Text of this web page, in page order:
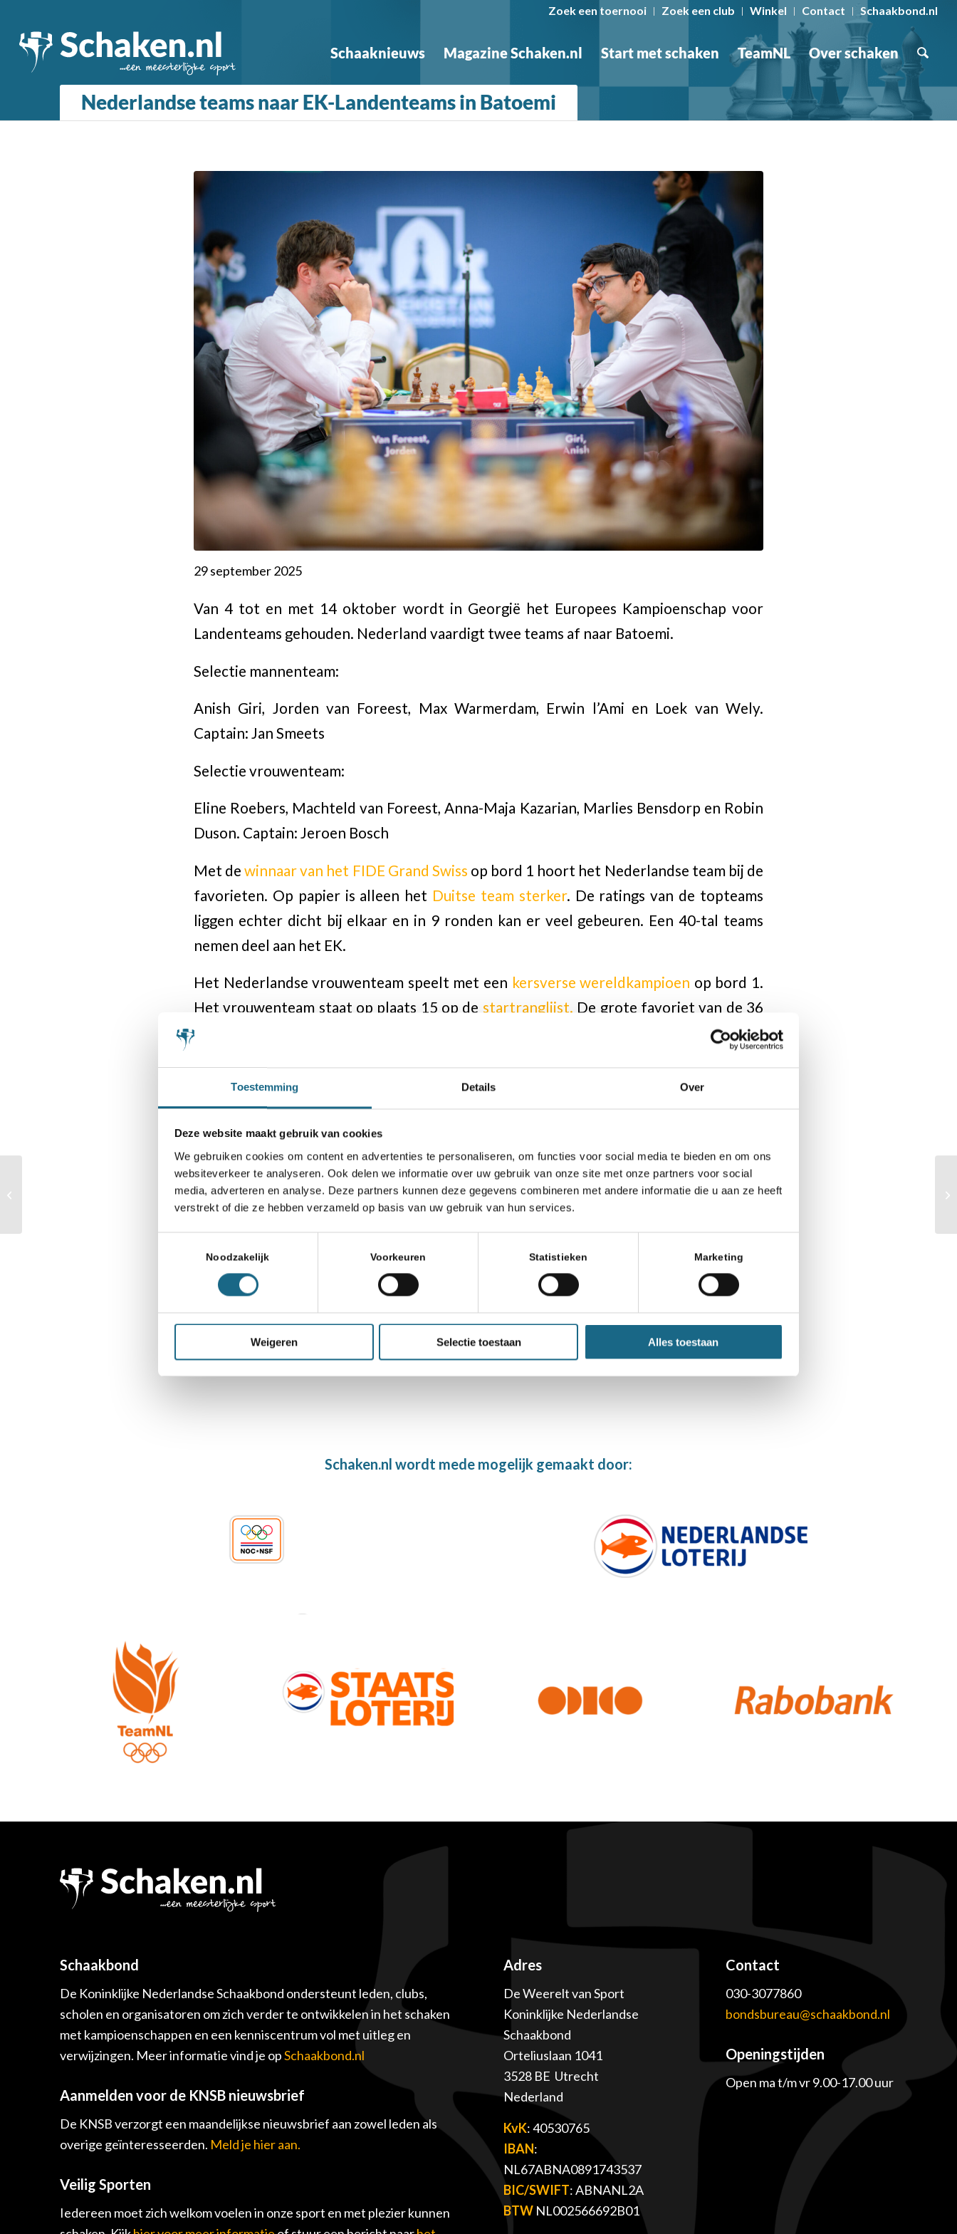
Toestemming Details Over
Deze website maakt gebruik van cookies
We gebruiken cookies om content en advertenties te personaliseren, om functies voor social media te bieden en om ons
websiteverkeer te analyseren. Ook delen we informatie over uw gebruik van onze site met onze partners voor social
media, adverteren en analyse. Deze partners kunnen deze gegevens combineren met andere informatie die u aan ze heeft
verstrekt of die ze hebben verzameld op basis van uw gebruik van hun services.
Noodzakelijk Voorkeuren Statistieken Marketing
Weigeren Selectie toestaan Alles toestaan
Zoek een toernooi Zoek een club Winkel Contact Schaakbond.nl
Schaaknieuws Magazine Schaken.nl Start met schaken TeamNL Over schaken
Nederlandse teams naar EK-Landenteams in Batoemi
29 september 2025
Van 4 tot en met 14 oktober wordt in Georgië het Europees Kampioenschap voor
Landenteams gehouden. Nederland vaardigt twee teams af naar Batoemi.
Selectie mannenteam:
Anish Giri, Jorden van Foreest, Max Warmerdam, Erwin l’Ami en Loek van Wely.
Captain: Jan Smeets
Selectie vrouwenteam:
Eline Roebers, Machteld van Foreest, Anna-Maja Kazarian, Marlies Bensdorp en Robin
Duson. Captain: Jeroen Bosch
Met dewinnaar van het FIDE Grand Swiss op bord 1 hoort het Nederlandse team bij de
favorieten. Op papier is alleen het Duitse team sterker. De ratings van de topteams
liggen echter dicht bij elkaar en in 9 ronden kan er veel gebeuren. Een 40-tal teams
nemen deel aan het EK.
Het Nederlandse vrouwenteam speelt met een kersverse wereldkampioen op bord 1.
Het vrouwenteam staat op plaats 15 op de startranglijst. De grote favoriet van de 36
landenteams in de vrouwencategorie is gastland Georgië.
Van 4 tot en met 13 oktober zijn de partijen dagelijks live te volgen (rondes starten om
e
ronde start om 10.00 uur. Zie verder de
Categorie
Anish Giri,Eline Roebers,Internationaal,Schaaknieuws,TeamNL
Deel dit stuk
Schaken.nl wordt mede mogelijk gemaakt door:
Schaakbond
De Koninklijke Nederlandse Schaakbond ondersteunt leden, clubs,
scholen en organisatoren om zich verder te ontwikkelen in het schaken
met kampioenschappen en een kenniscentrum vol met uitleg en
verwijzingen. Meer informatie vind je opSchaakbond.nl
Aanmelden voor de KNSB nieuwsbrief
De KNSB verzorgt een maandelijkse nieuwsbrief aan zowel leden als
overige geïnteresseerden. Meld je hier aan.
Veilig Sporten
Iedereen moet zich welkom voelen in onze sport en met plezier kunnen
Adres
De Weerelt van Sport
Koninklijke Nederlandse
Schaakbond
Orteliuslaan 1041
3528 BE Utrecht
Nederland
KvK: 40530765
IBAN:
NL67ABNA0891743537
BIC/SWIFT: ABNANL2A
BTW NL002566692B01
Contact
030-3077860
bondsbureau@schaakbond.nl
Openingstijden
Open ma t/m vr 9.00-17.00 uur